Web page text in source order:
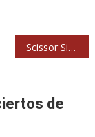
Scissor Sisters estarán en el Arenal Sound de Castellón
de